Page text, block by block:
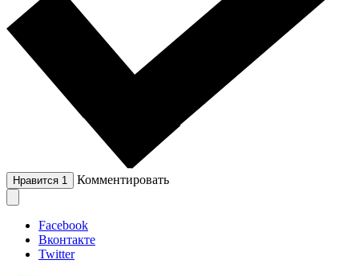
Нравится 1 Комментировать
Facebook
Вконтакте
Twitter